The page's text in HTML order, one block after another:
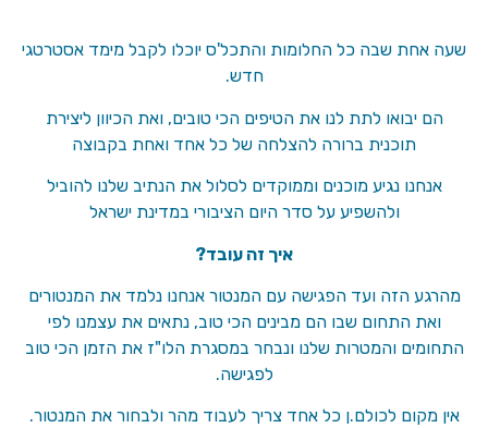
שעה אחת שבה כל החלומות והתכל'ס יוכלו לקבל מימד אסטרטגי
חדש.
הם יבואו לתת לנו את הטיפים הכי טובים, ואת הכיוון ליצירת
תוכנית ברורה להצלחה של כל אחד ואחת בקבוצה
אנחנו נגיע מוכנים וממוקדים לסלול את הנתיב שלנו להוביל
ולהשפיע על סדר היום הציבורי במדינת ישראל
איך זה עובד?
מהרגע הזה ועד הפגישה עם המנטור אנחנו נלמד את המנטורים
ואת התחום שבו הם מבינים הכי טוב, נתאים את עצמנו לפי
התחומים והמטרות שלנו ונבחר במסגרת הלו"ז את הזמן הכי טוב
לפגישה.
אין מקום לכולם.ן כל אחד צריך לעבוד מהר ולבחור את המנטור.